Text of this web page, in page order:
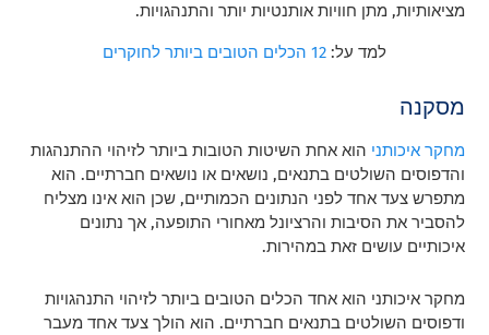
מציאותיות, מתן חוויות אותנטיות יותר והתנהגויות.
למד על: 12 הכלים הטובים ביותר לחוקרים
מסקנה
מחקר איכותני הוא אחת השיטות הטובות ביותר לזיהוי ההתנהגות
והדפוסים השולטים בתנאים, נושאים או נושאים חברתיים. הוא
מתפרש צעד אחד לפני הנתונים הכמותיים, שכן הוא אינו מצליח
להסביר את הסיבות והרציונל מאחורי התופעה, אך נתונים
איכותיים עושים זאת במהירות.
מחקר איכותני הוא אחד הכלים הטובים ביותר לזיהוי התנהגויות
ודפוסים השולטים בתנאים חברתיים. הוא הולך צעד אחד מעבר